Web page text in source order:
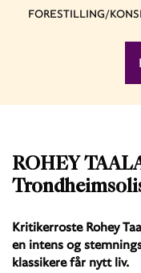
ROHEY
Kritikerroste Rohey
en intens og
klassikere får nytt liv.
FORESTILLING/